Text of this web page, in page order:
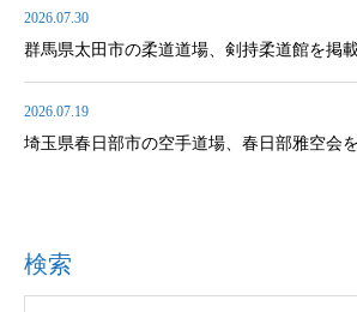
2026.07.30
群馬県太田市の柔道道場、剣持柔道館を掲載
2026.07.19
埼玉県春日部市の空手道場、春日部雅空会
検索